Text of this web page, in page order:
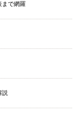
まで網羅
説